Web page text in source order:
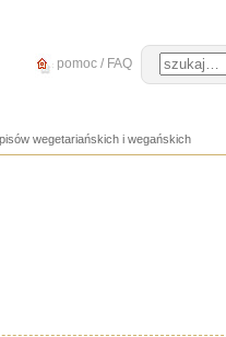
pomoc / FAQ
wegetariańskich i wegańskich